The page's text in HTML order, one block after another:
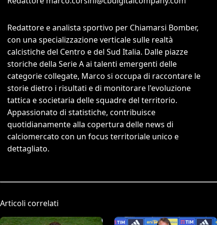
Redattore e analista sportivo per Chiamarsi Bomber,
con una specializzazione verticale sulle realtà
calcistiche del Centro e del Sud Italia. Dalle piazze
storiche della Serie A ai talenti emergenti delle
categorie collegate, Marco si occupa di raccontare le
storie dietro i risultati e di monitorare l'evoluzione
tattica e societaria delle squadre del territorio.
Appassionato di statistiche, contribuisce
quotidianamente alla copertura delle news di
calciomercato con un focus territoriale unico e
dettagliato.
Articoli correlati